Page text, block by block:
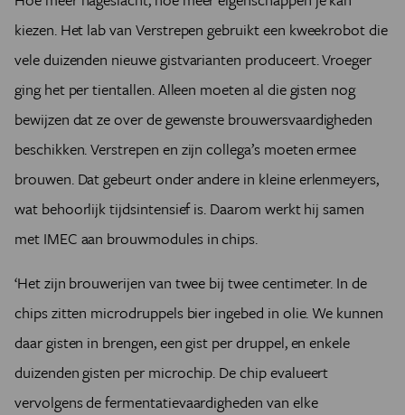
kiezen. Het lab van Verstrepen gebruikt een kweekrobot die
vele duizenden nieuwe gistvarianten produceert. Vroeger
ging het per tientallen. Alleen moeten al die gisten nog
bewijzen dat ze over de gewenste brouwersvaardigheden
beschikken. Verstrepen en zijn collega’s moeten ermee
brouwen. Dat gebeurt onder andere in kleine erlenmeyers,
wat behoorlijk tijdsintensief is. Daarom werkt hij samen
met IMEC aan brouwmodules in chips.
‘Het zijn brouwerijen van twee bij twee centimeter. In de
chips zitten microdruppels bier ingebed in olie. We kunnen
daar gisten in brengen, een gist per druppel, en enkele
duizenden gisten per microchip. De chip evalueert
vervolgens de fermentatievaardigheden van elke